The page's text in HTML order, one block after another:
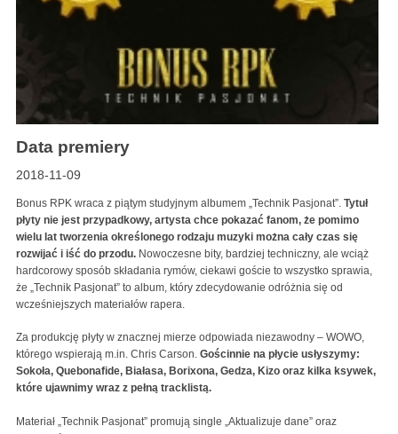
Data premiery
2018-11-09
Bonus RPK wraca z piątym studyjnym albumem „Technik Pasjonat”. Tytuł
płyty nie jest przypadkowy, artysta chce pokazać fanom, że pomimo
wielu lat tworzenia określonego rodzaju muzyki można cały czas się
rozwijać i iść do przodu. Nowoczesne bity, bardziej techniczny, ale wciąż
hardcorowy sposób składania rymów, ciekawi goście to wszystko sprawia,
że „Technik Pasjonat” to album, który zdecydowanie odróżnia się od
wcześniejszych materiałów rapera.
Za produkcję płyty w znacznej mierze odpowiada niezawodny – WOWO,
którego wspierają m.in. Chris Carson. Gościnnie na płycie usłyszymy:
Sokoła, Quebonafide, Białasa, Borixona, Gedza, Kizo oraz kilka ksywek,
które ujawnimy wraz z pełną tracklistą.
Materiał „Technik Pasjonat” promują single „Aktualizuje dane” oraz